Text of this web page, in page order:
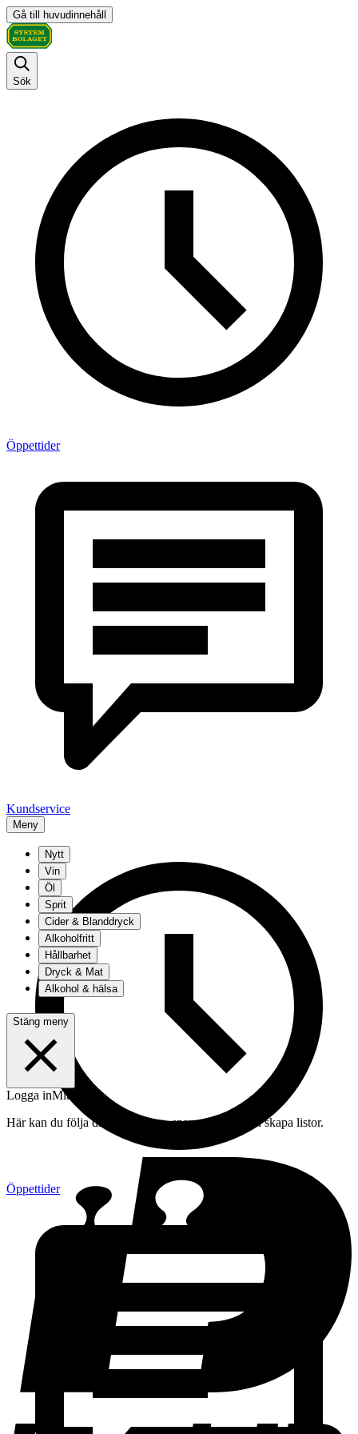
Gå till huvudinnehåll
Sök
Öppettider
Kundservice
Meny
Öppettider
Nytt
Vin
Öl
Sprit
Cider & Blanddryck
Alkoholfritt
Hållbarhet
Dryck & Mat
Alkohol & hälsa
Stäng meny
Logga inMitt konto
Här kan du följa din beställning, spara drycker och skapa listor.